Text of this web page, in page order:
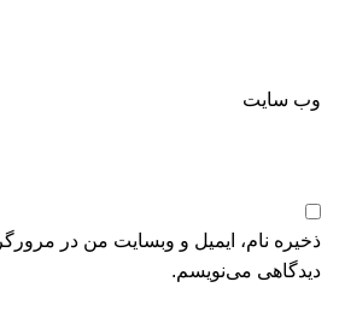
وب‌ سایت
ذخیره نام، ایمیل و وبسایت من در
دیدگاهی می‌نویسم.